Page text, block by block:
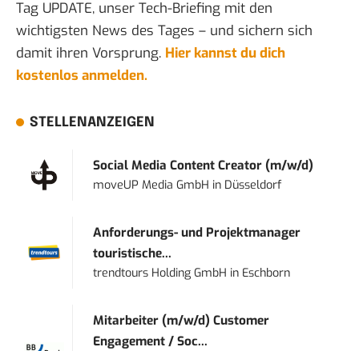
Tag UPDATE, unser Tech-Briefing mit den
wichtigsten News des Tages – und sichern sich
damit ihren Vorsprung. Hier kannst du dich
kostenlos anmelden.
STELLENANZEIGEN
Social Media Content Creator (m/w/d)
moveUP Media GmbH in Düsseldorf
Anforderungs- und Projektmanager
touristische...
trendtours Holding GmbH in Eschborn
Mitarbeiter (m/w/d) Customer
Engagement / Soc...